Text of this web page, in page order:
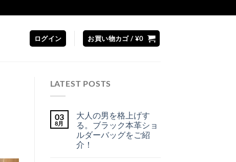
ログイン お買い物カゴ / ¥0
LATEST POSTS
03
8月
大人の男を格上げす
る。ブラック本革ショ
ルダーバッグをご紹
介！